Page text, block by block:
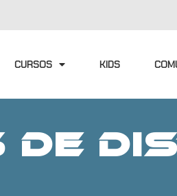
CURSOS KIDS